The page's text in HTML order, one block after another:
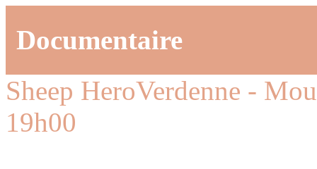
Documentaire
Sheep HeroVerdenne -
19h00